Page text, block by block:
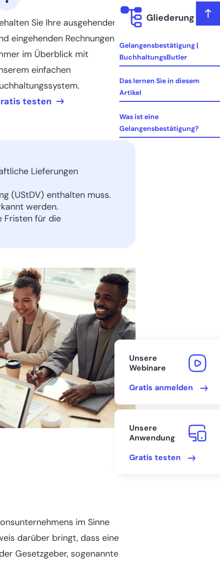
Gliederung
Gelangensbestätigung |
BuchhaltungsButler
Das lernen Sie in diesem
Artikel
Was ist eine
Gelangensbestätigung?
Zusammenfassung:
Umsatzsteuerbefreiung und
Gelangensbestätigung
FAQs
Bereit, Ihre Buchhaltung
zu beschleunigen?
Unsere
Webinare
Gratis anmelden
Unsere
Anwendung
Gratis testen
Sie Ihre ausgehenden
eingehenden Rechnungen
im Überblick mit
einfachen
testen
Lieferungen
(UStDV) enthalten muss.
werden.
Fristen für die
im Sinne
darüber bringt, dass eine
Gesetzgeber, sogenannte